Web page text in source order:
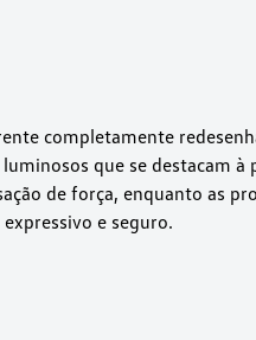
completamente
que se destacam à
de força, enquanto as
e seguro.